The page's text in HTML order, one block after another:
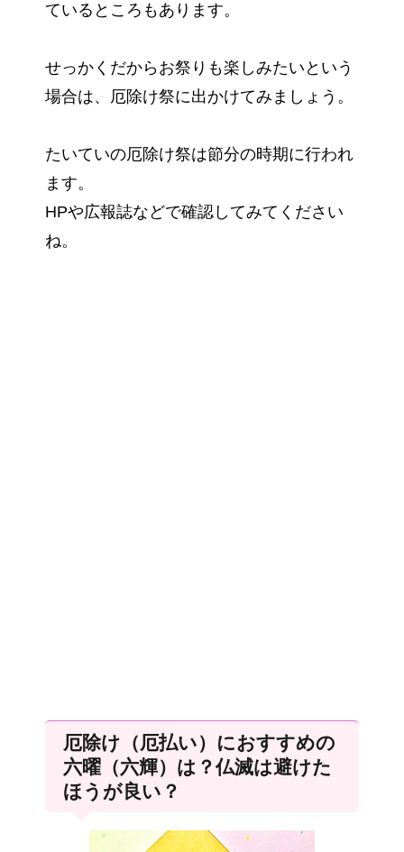
ているところもあります。
せっかくだからお祭りも楽しみたいという
場合は、厄除け祭に出かけてみましょう。
たいていの厄除け祭は節分の時期に行われ
ます。
HPや広報誌などで確認してみてください
ね。
厄除け（厄払い）におすすめの
六曜（六輝）は？仏滅は避けた
ほうが良い？